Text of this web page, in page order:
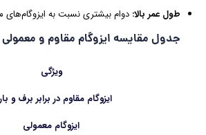
طول عمر بالا: دوام بیشتری نسبت به ایزوگام‌های
جدول مقایسه ایزوگام مقاوم و معمولی
ویژگی
ایزوگام مقاوم در برابر برف و
ایزوگام معمولی